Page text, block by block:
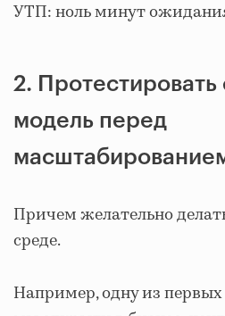
УТП: ноль минут
2.
модель перед
Причем желательно
среде.
Например, одну из